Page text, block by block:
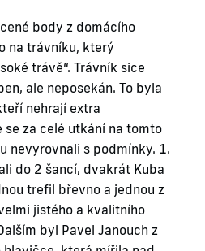
body z domácího
na trávníku, který
trávě“. Trávník sice
ale neposekán. To byla
nehrají extra
se za celé utkání na tomto
nevyrovnali s podmínky. 1.
do 2 šancí, dvakrát Kuba
trefil břevno a jednou z
jistého a kvalitního
byl Pavel Janouch z